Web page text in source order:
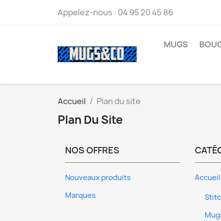
Appelez-nous : 04 95 20 45 86
MUGS
Accueil Plan du site
Plan Du Site
NOS OFFRES
Nouveaux produits
Marques
Accueil